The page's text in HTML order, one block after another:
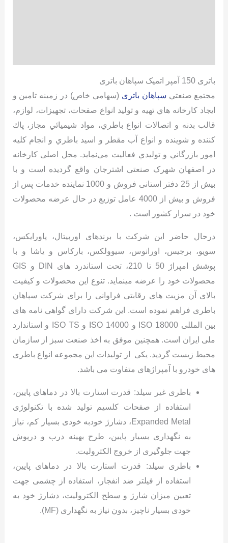
باتری 150 آمپر اتمیک سپاهان باتری
مجتمع صنعتي سپاهان باتری (سهامي خاص) در زمینه تامين و
ايجاد كارخانه هاي تهيه و توليد انواع صفحات، تجهيزات، لوازم،
قالب بدنه و اتصالات انواع باطري، مواد شيميائي مجاز، پاك
كننده و شوينده و انواع آب مقطر و اسيد باطري و انجام كليه
امور بازرگاني و توليدي فعالیت می‌نمايد. محل اصلی کارخانه
در اصفهان شهرک صنعتی اشترجان واقع گردیده است و با
بیش از 25 دفتر استانی فروش و 1000 نماینده خدمات پس از
فروش و بیش از 4000 عامل توزیع در حال عرضه محصولات
خود در سرار کشور است .
درحال حاضر این شرکت با برندهای اوربیتال، پاورایکس،
سویو، برجیس، اورانوس، سیوولکس، بارکاس و یاشا و با
پوشش امپراژ 50 تا 210، تحت استاندرد های DIN و GIS
محصولات خود را عرضه مینماید. تنوع این محصولات و کیفیت
بالای آن مزیت های رقابتی فراوانی را برای شرکت سپاهان
باطری فراهم نموده است. این شرکت دارای گواهی نامه های
بین المللی ISO 18000 و ISO 14000 و ISO TS و استاندارد
ملی ایران است. همچنين موفق به اخذ صنعت سبز از سازمان
محیط زیست گردید. یکی از تولیدات این مجموعه انواع باطری
های خودرو با آمپراژهای متفاوت می باشد.
باطری غیر سیلد: قدرت استارت بالا در دماهای پایین،
استفاده از صفحات کلسیم تولید شده با تکنولوژی
Expanded Metal، دشارژ خودبه خودی بسیار کم، نیاز
به نگهداری بسیار پایین، طرح بهینه درب و درپوش
جهت جلوگیری از خروج الکترولیت.
باطری سیلد: قدرت استارت بالا در دماهای پایین،
استفاده از فیلتر ضد انفجار، استفاده از چشمی جهت
تعیین میزان شارژ و سطح الکترولیت، دشارژ خود به
خودی بسیار ناچیز، بدون نیاز به نگهداری (MF).